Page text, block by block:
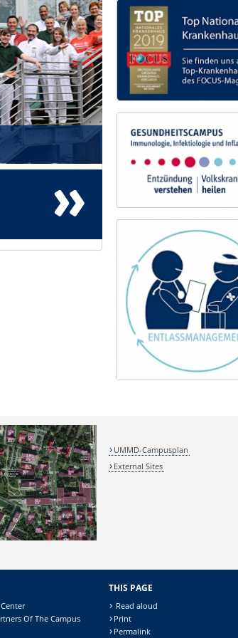
UMMD-Campusplan
External Sites
Of The Campus
THIS PAGE
Read aloud
Print
Permalink